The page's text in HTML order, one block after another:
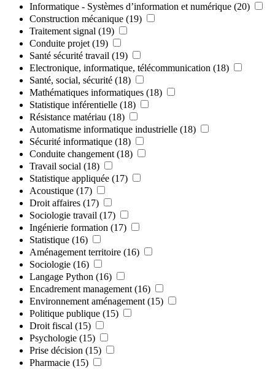
Informatique - Systèmes d’information et numérique (20)
Construction mécanique (19)
Traitement signal (19)
Conduite projet (19)
Santé sécurité travail (19)
Electronique, informatique, télécommunication (18)
Santé, social, sécurité (18)
Mathématiques informatiques (18)
Statistique inférentielle (18)
Résistance matériau (18)
Automatisme informatique industrielle (18)
Sécurité informatique (18)
Conduite changement (18)
Travail social (18)
Statistique appliquée (17)
Acoustique (17)
Droit affaires (17)
Sociologie travail (17)
Ingénierie formation (17)
Statistique (16)
Aménagement territoire (16)
Sociologie (16)
Langage Python (16)
Encadrement management (16)
Environnement aménagement (15)
Politique publique (15)
Droit fiscal (15)
Psychologie (15)
Prise décision (15)
Pharmacie (15)